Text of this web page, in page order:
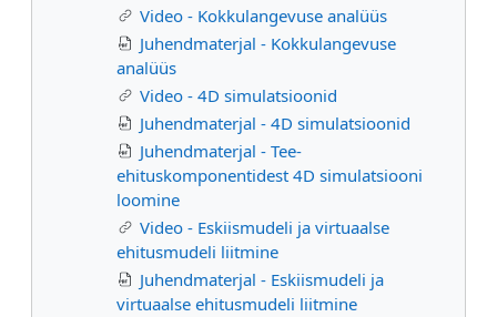
Video - Kokkulangevuse analüüs
Juhendmaterjal - Kokkulangevuse
analüüs
Video - 4D simulatsioonid
Juhendmaterjal - 4D simulatsioonid
Juhendmaterjal - Tee-
ehituskomponentidest 4D simulatsiooni
loomine
Video - Eskiismudeli ja virtuaalse
ehitusmudeli liitmine
Juhendmaterjal - Eskiismudeli ja
virtuaalse ehitusmudeli liitmine